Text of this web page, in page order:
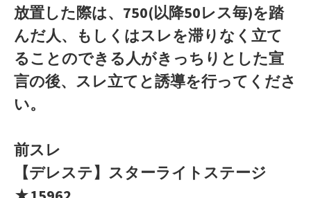
放置した際は、750(以降50レス毎)を踏
んだ人、もしくはスレを滞りなく立て
ることのできる人がきっちりとした宣
言の後、スレ立てと誘導を行ってくださ
い。
前スレ
【デレステ】スターライトステージ